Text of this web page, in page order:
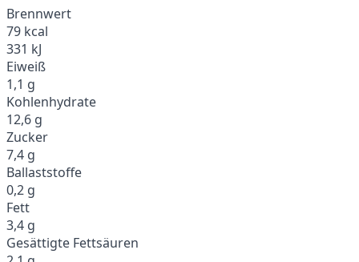
Brennwert
79 kcal
331 kJ
Eiweiß
1,1 g
Kohlenhydrate
12,6 g
Zucker
7,4 g
Ballaststoffe
0,2 g
Fett
3,4 g
Gesättigte Fettsäuren